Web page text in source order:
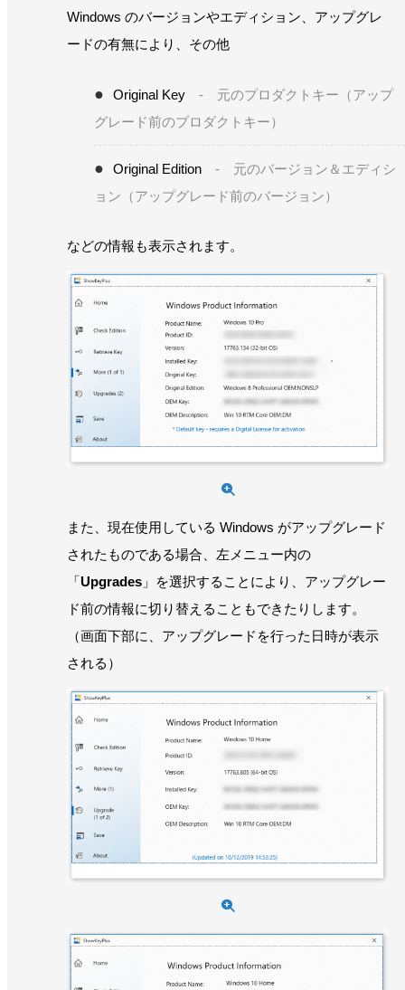
Windows のバージョンやエディション、アップグレ
ードの有無により、その他
Original Key - 元のプロダクトキー（アップ
グレード前のプロダクトキー）
Original Edition - 元のバージョン＆エディシ
ョン（アップグレード前のバージョン）
などの情報も表示されます。
また、現在使用している Windows がアップグレード
されたものである場合、左メニュー内の
「Upgrades 」を選択することにより、アップグレー
ド前の情報に切り替えることもできたりします。
（画面下部に、アップグレードを行った日時が表示
される）